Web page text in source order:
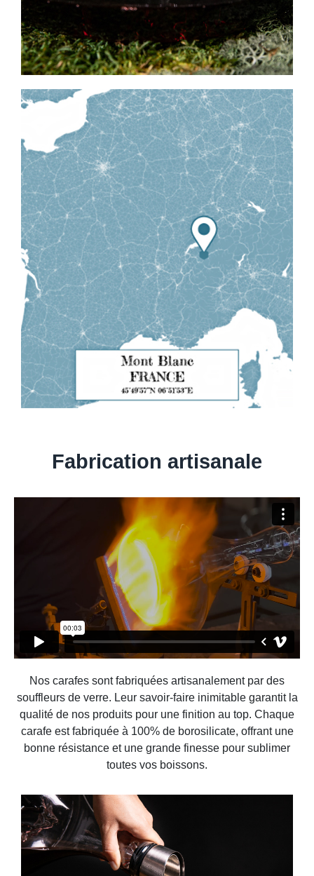
Fabrication artisanale
Nos carafes sont fabriquées artisanalement par des
souffleurs de verre. Leur savoir-faire inimitable garantit la
qualité de nos produits pour une finition au top. Chaque
carafe est fabriquée à 100% de borosilicate, offrant une
bonne résistance et une grande finesse pour sublimer
toutes vos boissons.